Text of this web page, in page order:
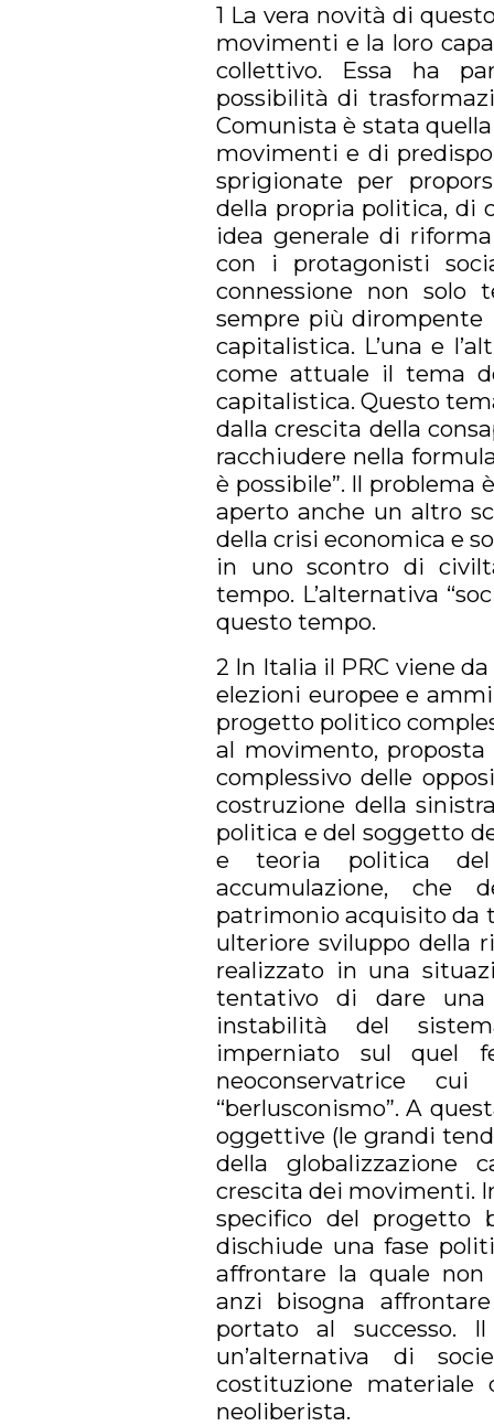
1 La vera novità di
movimenti e la loro
collettivo. Essa ha
possibilità di
Comunista è stata
movimenti e di
sprigionate per
della propria politica, di
idea generale di
con i protagonisti
connessione non solo
sempre più dirompente
capitalistica. L’una e
come attuale il tema
capitalistica. Questo
dalla crescita della
racchiudere nella
è possibile”. Il problema
aperto anche un altro
della crisi economica e
in uno scontro di
tempo. L’alternativa
questo tempo.
2 In Italia il PRC viene
elezioni europee e
progetto politico
al movimento,
complessivo delle
costruzione della
politica e del soggetto
e teoria politica del
accumulazione, che
patrimonio acquisito da
ulteriore sviluppo della
realizzato in una
tentativo di dare
instabilità del
imperniato sul quel
neoconservatrice
“berlusconismo”. A
oggettive (le grandi
della globalizzazione
crescita dei movimenti.
specifico del progetto
dischiude una fase
affrontare la quale non
anzi bisogna
portato al successo.
un’alternativa di
costituzione materiale
neoliberista.